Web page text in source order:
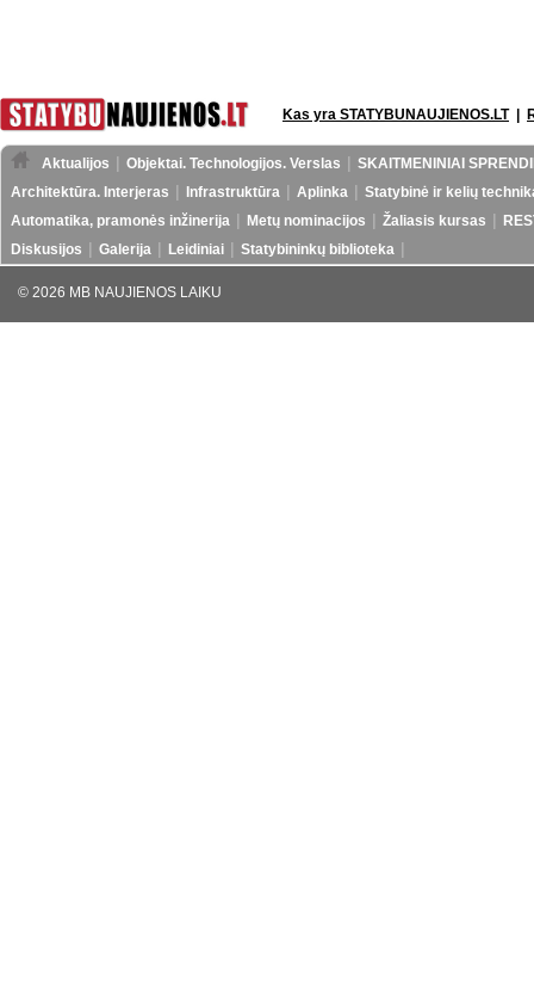
Kas yra STATYBUNAUJIENOS.LT|
Aktualijos Objektai. Technologijos. Verslas
SKAITMENINIAI
Architektūra. Interjeras
Infrastruktūra Aplinka
Statybinė ir kelių
Automatika, pramonės inžinerija
Metų nominacijos Žaliasis kursas
Diskusijos
Galerija Leidiniai Statybininkų biblioteka
© 2026 MB NAUJIENOS LAIKU